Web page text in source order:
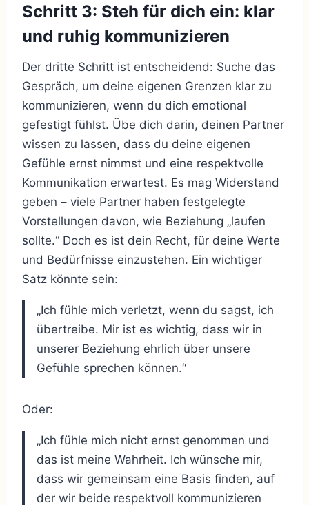
Schritt 3: Steh für dich ein: klar
und ruhig kommunizieren
Der dritte Schritt ist entscheidend: Suche das
Gespräch, um deine eigenen Grenzen klar zu
kommunizieren, wenn du dich emotional
gefestigt fühlst. Übe dich darin, deinen Partner
wissen zu lassen, dass du deine eigenen
Gefühle ernst nimmst und eine respektvolle
Kommunikation erwartest. Es mag Widerstand
geben – viele Partner haben festgelegte
Vorstellungen davon, wie Beziehung „laufen
sollte.“ Doch es ist dein Recht, für deine Werte
und Bedürfnisse einzustehen. Ein wichtiger
Satz könnte sein:
„Ich fühle mich verletzt, wenn du sagst, ich
übertreibe. Mir ist es wichtig, dass wir in
unserer Beziehung ehrlich über unsere
Gefühle sprechen können.“
Oder:
„Ich fühle mich nicht ernst genommen und
das ist meine Wahrheit. Ich wünsche mir,
dass wir gemeinsam eine Basis finden, auf
der wir beide respektvoll kommunizieren